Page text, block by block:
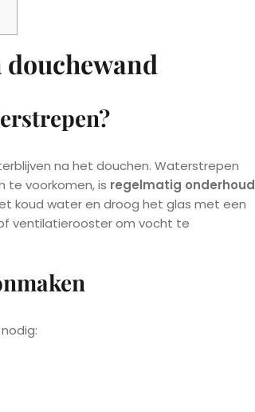
douchewand
na het douchen. Waterstrepen
te voorkomen, is regelmatig onderhoud
koud water en droog het glas met een
ventilatierooster om vocht te